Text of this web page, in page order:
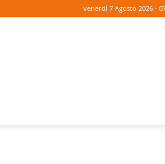
venerdì 7 Agosto 2026 -